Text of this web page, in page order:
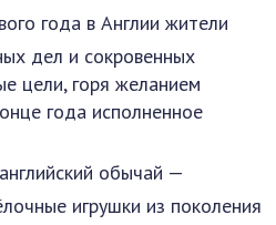
года в Англии жители
дел и сокровенных
цели, горя желанием
года исполненное
обычай —
игрушки из поколения